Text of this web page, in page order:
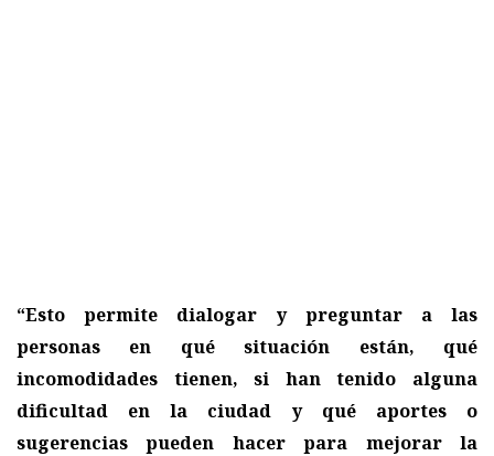
“Esto permite dialogar y preguntar a las
personas en qué situación están, qué
incomodidades tienen, si han tenido alguna
dificultad en la ciudad y qué aportes o
sugerencias pueden hacer para mejorar la